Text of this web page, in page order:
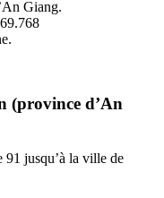
Giang.
(province d’An
91 jusqu’à la ville de